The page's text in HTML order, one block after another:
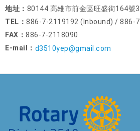
地址： 80144 高雄市前金區旺盛街164號
TEL： 886-7-2119192 (Inbound) / 886-
FAX： 886-7-2118090
E-mail： d3510yep@gmail.com